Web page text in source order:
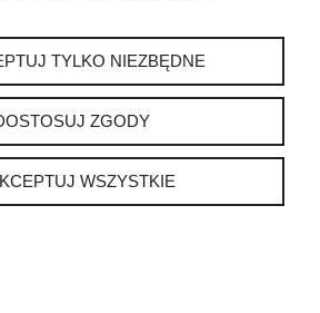
PEŁNĄ WERSJĘ STRONY
internetowy Shoper.pl
TYLKO NIEZBĘDNE
ZGODY
WSZYSTKIE